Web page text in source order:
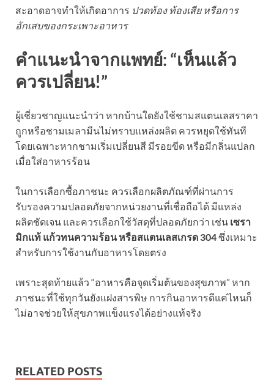
สะอาดอาจทำให้เกิดอาการ ปวดท้อง ท้องเสีย หรือการ
อักเสบของกระเพาะอาหาร
คำแนะนำจากแพทย์: “เห็นแล้ว
ควรเปลี่ยน!”
ผู้เชี่ยวชาญแนะนำว่า หากบ้านใดยังใช้ชามสแตนเลสราคา
ถูกหรือชามเมลามีนไม่ทราบแหล่งผลิต ควรหยุดใช้ทันที
โดยเฉพาะหากชามเริ่มเปลี่ยนสี มีรอยขีด หรือมีกลิ่นแปลก
เมื่อใส่อาหารร้อน
ในการเลือกซื้อภาชนะ ควรเลือกผลิตภัณฑ์ที่ผ่านการ
รับรองความปลอดภัยจากหน่วยงานที่เชื่อถือได้ มีแหล่ง
ผลิตชัดเจน และควรเลือกใช้วัสดุที่ปลอดภัยกว่า เช่น เซรา
มิกแท้ แก้วทนความร้อน หรือสแตนเลสเกรด 304ซึ่งเหมาะ
สำหรับการใช้งานกับอาหารโดยตรง
เพราะสุดท้ายแล้ว “อาหารคือจุดเริ่มต้นของสุขภาพ” หาก
ภาชนะที่ใช้ทุกวันยังแฝงสารพิษ การกินอาหารดีแค่ไหนก็
ไม่อาจช่วยให้สุขภาพแข็งแรงได้อย่างแท้จริง
RELATED POSTS